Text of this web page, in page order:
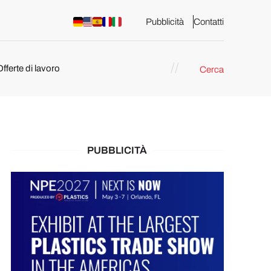
Pubblicità Contatti
di lavoro Cerca
PUBBLICITÀ